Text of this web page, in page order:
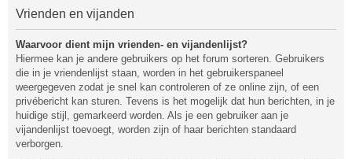
Vrienden en vijanden
Waarvoor dient mijn vrienden- en vijandenlijst?
Hiermee kan je andere gebruikers op het forum sorteren. Gebruikers
die in je vriendenlijst staan, worden in het gebruikerspaneel
weergegeven zodat je snel kan controleren of ze online zijn, of een
privébericht kan sturen. Tevens is het mogelijk dat hun berichten, in je
huidige stijl, gemarkeerd worden. Als je een gebruiker aan je
vijandenlijst toevoegt, worden zijn of haar berichten standaard
verborgen.